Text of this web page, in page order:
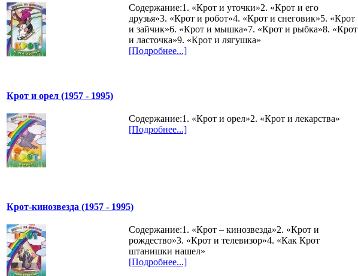
Содержание:1. «Крот и уточки»2. «Крот и его
друзья»3. «Крот и робот»4. «Крот и снеговик»5. «Крот
и зайчик»6. «Крот и мышка»7. «Крот и рыбка»8. «Крот
и ласточка»9. «Крот и лягушка»
[Подробнее...]
Крот и орел (1957 - 1995)
Содержание:1. «Крот и орел»2. «Крот и лекарства»
[Подробнее...]
Крот-кинозвезда (1957 - 1995)
Содержание:1. «Крот – кинозвезда»2. «Крот и
рождество»3. «Крот и телевизор»4. «Как Крот
штанишки нашел»
[Подробнее...]